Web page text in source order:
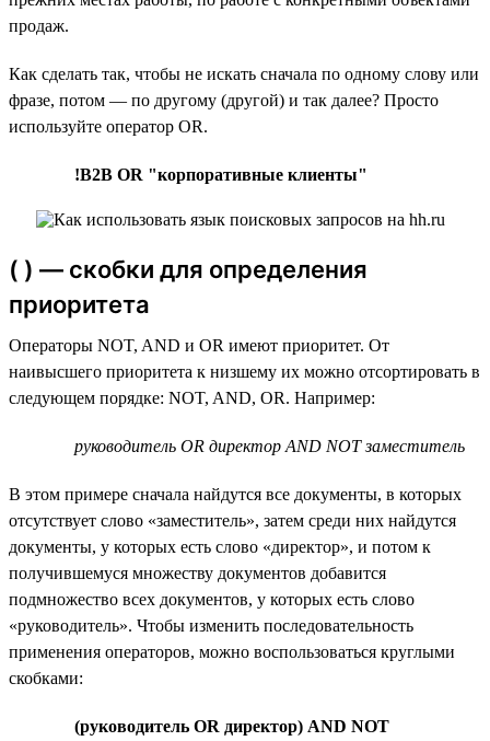
продаж.
Как сделать так, чтобы не искать сначала по одному слову или
фразе, потом — по другому (другой) и так далее? Просто
используйте оператор OR.
!B2B OR "корпоративные клиенты"
( ) — скобки для определения
приоритета
Операторы NOT, AND и OR имеют приоритет. От
наивысшего приоритета к низшему их можно отсортировать в
следующем порядке: NOT, AND, OR. Например:
руководитель OR директор AND NOT заместитель
В этом примере сначала найдутся все документы, в которых
отсутствует слово «заместитель», затем среди них найдутся
документы, у которых есть слово «директор», и потом к
получившемуся множеству документов добавится
подмножество всех документов, у которых есть слово
«руководитель». Чтобы изменить последовательность
применения операторов, можно воспользоваться круглыми
скобками:
(руководитель OR директор) AND NOT